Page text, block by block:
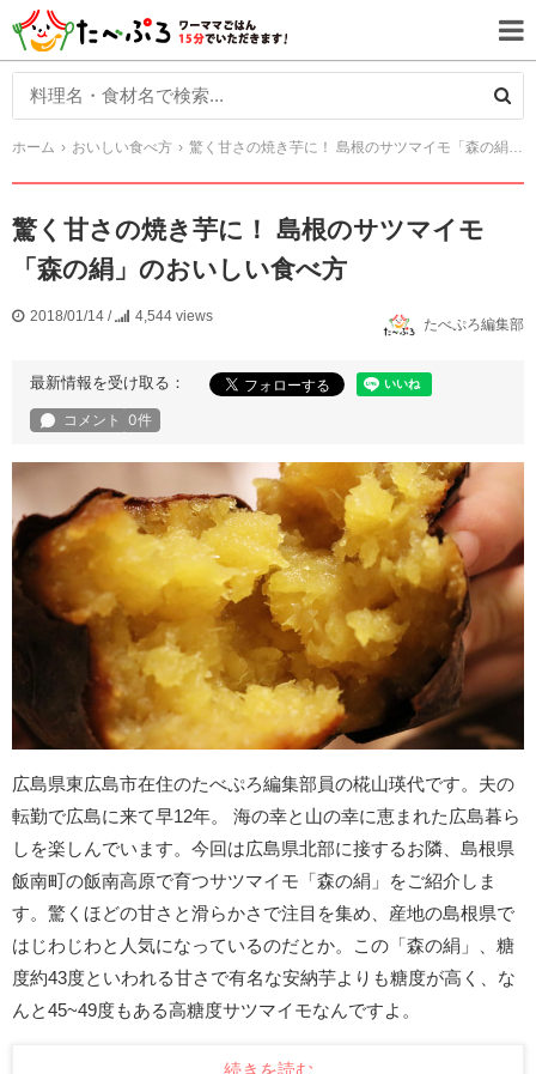
ホーム おいしい食べ方 驚く甘さの焼き芋に！ 島根のサツマイモ「森の絹」のおいしい食べ方
驚く甘さの焼き芋に！ 島根のサツマイモ
「森の絹」のおいしい食べ方
2018/01/14 / 4,544 views たべぷろ編集部
最新情報を受け取る：
広島県東広島市在住のたべぷろ編集部員の椛山瑛代です。夫の
転勤で広島に来て早12年。 海の幸と山の幸に恵まれた広島暮ら
しを楽しんでいます。今回は広島県北部に接するお隣、島根県
飯南町の飯南高原で育つサツマイモ「森の絹」をご紹介しま
す。驚くほどの甘さと滑らかさで注目を集め、産地の島根県で
はじわじわと人気になっているのだとか。この「森の絹」、糖
度約43度といわれる甘さで有名な安納芋よりも糖度が高く、な
んと45~49度もある高糖度サツマイモなんですよ。